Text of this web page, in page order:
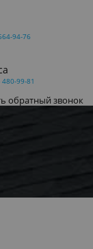
94-76
99-81
обратный звонок